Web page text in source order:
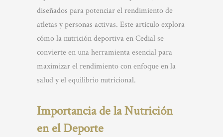
diseñados para potenciar el rendimiento de
atletas y personas activas. Este artículo explora
cómo la nutrición deportiva en Cedial se
convierte en una herramienta esencial para
maximizar el rendimiento con enfoque en la
salud y el equilibrio nutricional.
Importancia de la Nutrición
en el Deporte